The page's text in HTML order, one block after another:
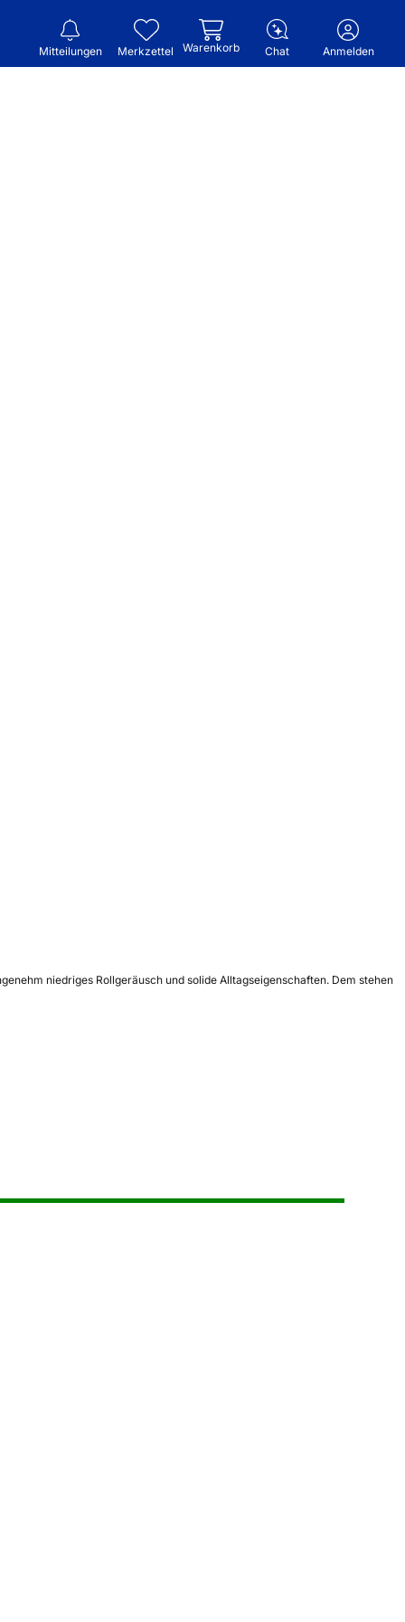
Mitteilungen Merkzettel Warenkorb Chat Anmelden
niedriges Rollgeräusch und solide Alltagseigenschaften. Dem stehen